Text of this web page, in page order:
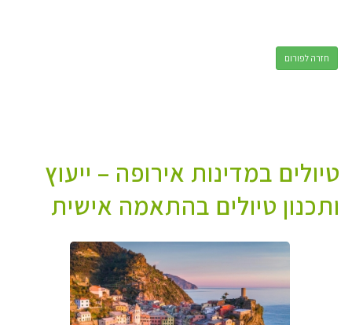
חזרה לפורום
טיולים במדינות אירופה – ייעוץ
ותכנון טיולים בהתאמה אישית